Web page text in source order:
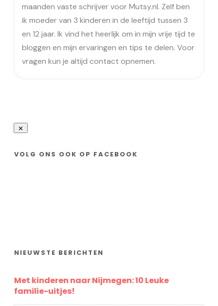
maanden vaste schrijver voor Mutsy.nl. Zelf ben
ik moeder van 3 kinderen in de leeftijd tussen 3
en 12 jaar. Ik vind het heerlijk om in mijn vrije tijd te
bloggen en mijn ervaringen en tips te delen. Voor
vragen kun je altijd contact opnemen.
VOLG ONS OOK OP FACEBOOK
NIEUWSTE BERICHTEN
Met kinderen naar Nijmegen: 10 Leuke
familie-uitjes!